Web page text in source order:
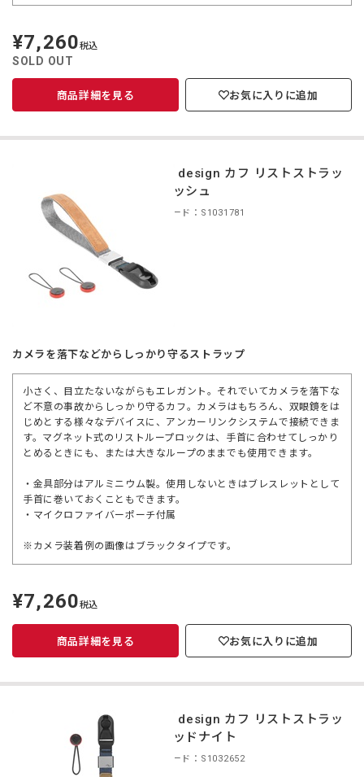
定
価
¥7,260税込
SOLD OUT
商品詳細を見る お気に入りに追加
peak design カフ リストストラッ
プ アッシュ
商品コード：S1031781
カメラを落下などからしっかり守るストラップ
小さく、目立たないながらもエレガント。それでいてカメラを落下な
ど不意の事故からしっかり守るカフ。カメラはもちろん、双眼鏡をは
じめとする様々なデバイスに、アンカーリンクシステムで接続できま
す。マグネット式のリストループロックは、手首に合わせてしっかり
とめるときにも、または大きなループのままでも使用できます。
・金具部分はアルミニウム製。使用しないときはブレスレットとして
手首に巻いておくこともできます。
・マイクロファイバーポーチ付属
※カメラ装着例の画像はブラックタイプです。
定
価
¥7,260税込
商品詳細を見る お気に入りに追加
peak design カフ リストストラッ
プ ミッドナイト
商品コード：S1032652